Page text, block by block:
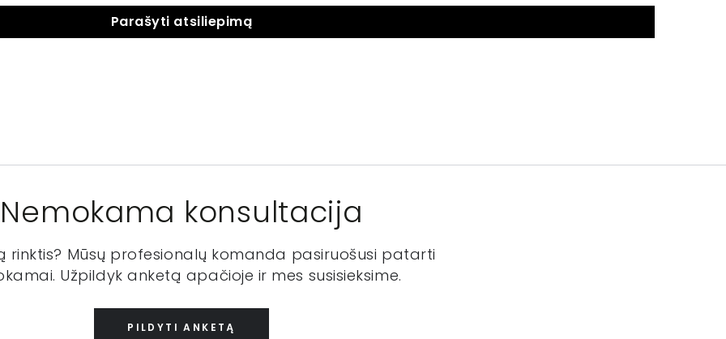
Parašyti atsiliepimą
Nemokama konsultacija
rinktis? Mūsų profesionalų komanda pasiruošusi patarti
Užpildyk anketą apačioje ir mes susisieksime.
PILDYTI ANKETĄ